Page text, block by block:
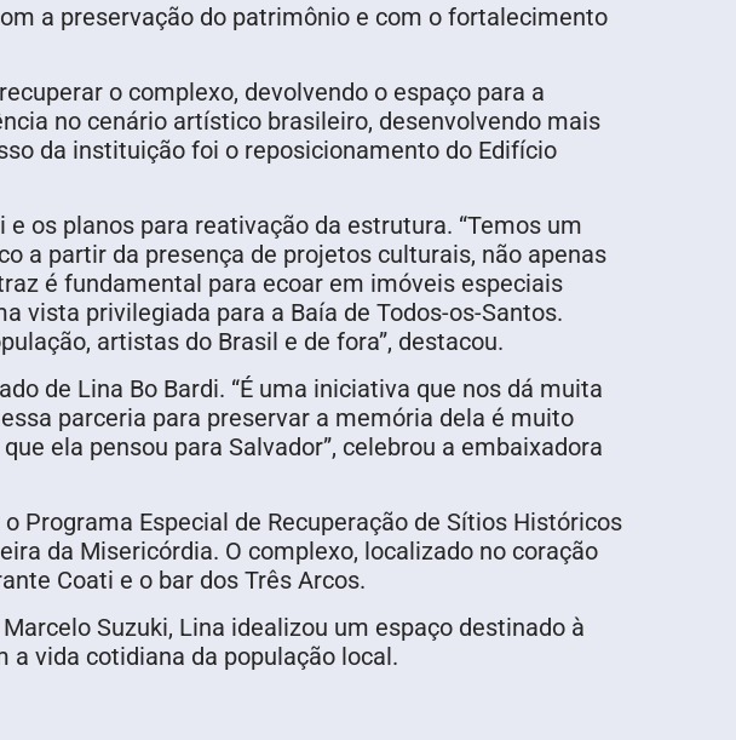
a preservação do patrimônio e com o fortalecimento
o complexo, devolvendo o espaço para a
no cenário artístico brasileiro, desenvolvendo mais
da instituição foi o reposicionamento do Edifício
os planos para reativação da estrutura. “Temos um
a partir da presença de projetos culturais, não apenas
é fundamental para ecoar em imóveis especiais
vista privilegiada para a Baía de Todos-os-Santos.
artistas do Brasil e de fora”, destacou.
de Lina Bo Bardi. “É uma iniciativa que nos dá muita
parceria para preservar a memória dela é muito
ela pensou para Salvador”, celebrou a embaixadora
Programa Especial de Recuperação de Sítios Históricos
da Misericórdia. O complexo, localizado no coração
Coati e o bar dos Três Arcos.
Suzuki, Lina idealizou um espaço destinado à
vida cotidiana da população local.